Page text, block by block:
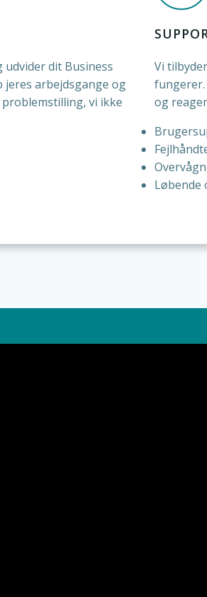
udvider dit Business
arbejdsgange og
vi ikke
Vi
fungerer.
og
Løbende